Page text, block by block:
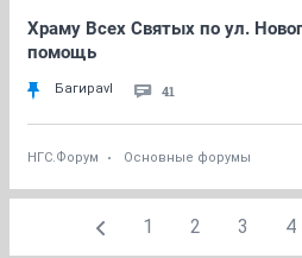
Храму Всех Святых по ул.
помощь
Багираvl 41
НГС.Форум Основные форумы
1 2 3 4